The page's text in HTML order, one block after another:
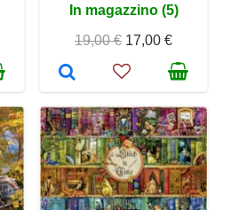
In magazzino (5)
19,00 € 17,00 €